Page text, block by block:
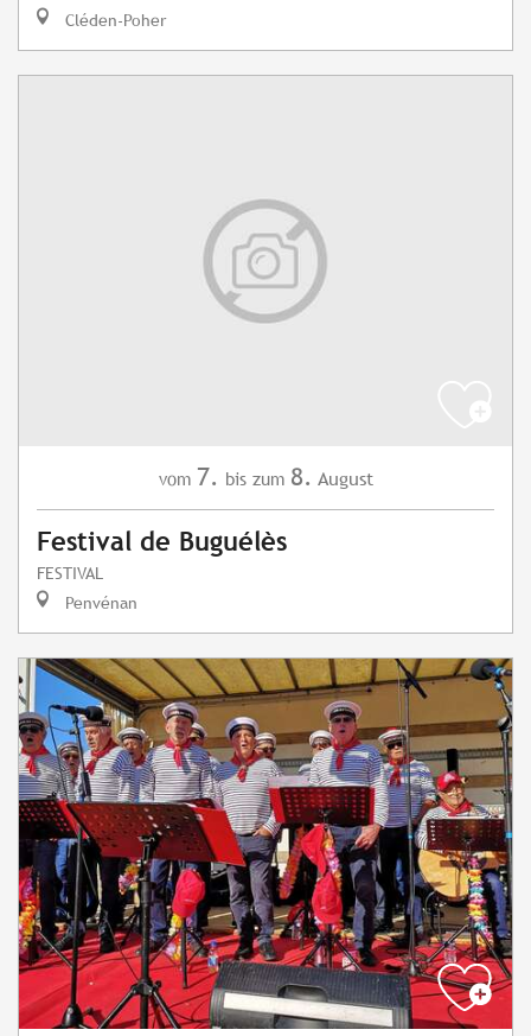
Cléden-Poher
vom 7. bis zum 8. August
Festival de Buguélès
FESTIVAL
Penvénan